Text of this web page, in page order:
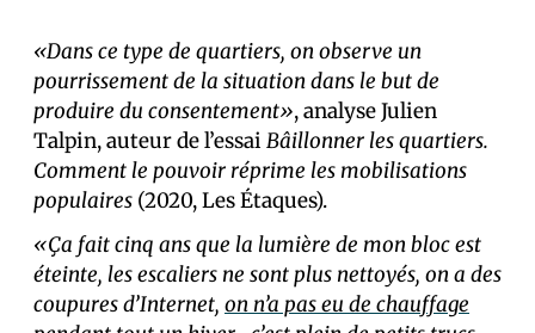
«Dans ce type de quartiers, on observe un
pourrissement de la situation dans le but de
produire du consentement», analyse Julien
Talpin, auteur de l’essai Bâillonner les quartiers.
Comment le pouvoir réprime les mobilisations
populaires (2020, Les Étaques).
«Ça fait cinq ans que la lumière de mon bloc est
éteinte, les escaliers ne sont plus nettoyés, on a des
coupures d’Internet, on n’a pas eu de chauffage